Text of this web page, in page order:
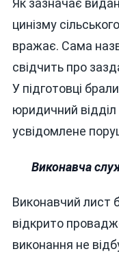
Як зазначає
цинізму
вражає. Сама
свідчить про
У підготовці
юридичний
усвідомлене
Виконавча
Виконавчий лист
відкрито
виконання не